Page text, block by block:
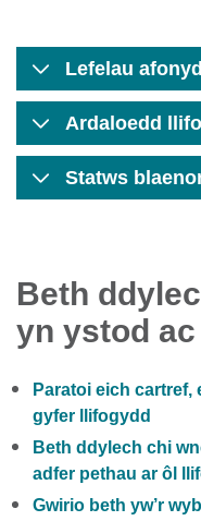
Lefelau
Ardaloedd
Statws
Beth
yn ystod
Paratoi eich cartref,
gyfer llifogydd
Beth ddylech chi
adfer pethau ar ôl
Gwirio beth yw’r